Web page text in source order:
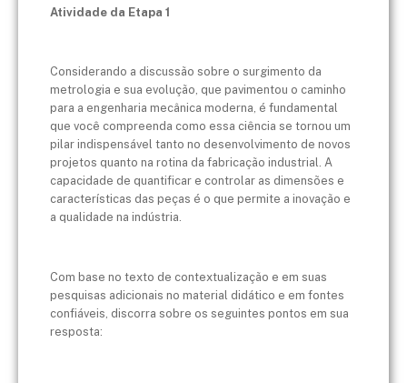
Atividade da Etapa 1
Considerando a discussão sobre o surgimento da
metrologia e sua evolução, que pavimentou o caminho
para a engenharia mecânica moderna, é fundamental
que você compreenda como essa ciência se tornou um
pilar indispensável tanto no desenvolvimento de novos
projetos quanto na rotina da fabricação industrial. A
capacidade de quantificar e controlar as dimensões e
características das peças é o que permite a inovação e
a qualidade na indústria.
Com base no texto de contextualização e em suas
pesquisas adicionais no material didático e em fontes
confiáveis, discorra sobre os seguintes pontos em sua
resposta: